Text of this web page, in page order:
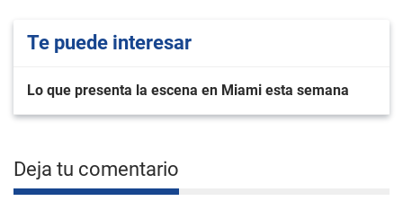
Te puede interesar
Lo que presenta la escena en Miami esta semana
Deja tu comentario